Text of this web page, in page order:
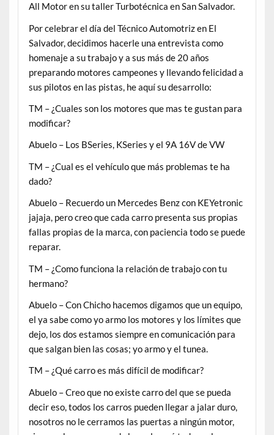
All Motor en su taller Turbotécnica en San Salvador.
Por celebrar el día del Técnico Automotriz en El
Salvador, decidimos hacerle una entrevista como
homenaje a su trabajo y a sus más de 20 años
preparando motores campeones y llevando felicidad a
sus pilotos en las pistas, he aquí su desarrollo:
TM – ¿Cuales son los motores que mas te gustan para
modificar?
Abuelo – Los BSeries, KSeries y el 9A 16V de VW
TM – ¿Cual es el vehículo que más problemas te ha
dado?
Abuelo – Recuerdo un Mercedes Benz con KEYetronic
jajaja, pero creo que cada carro presenta sus propias
fallas propias de la marca, con paciencia todo se puede
reparar.
TM – ¿Como funciona la relación de trabajo con tu
hermano?
Abuelo – Con Chicho hacemos digamos que un equipo,
el ya sabe como yo armo los motores y los límites que
dejo, los dos estamos siempre en comunicación para
que salgan bien las cosas; yo armo y el tunea.
TM – ¿Qué carro es más difícil de modificar?
Abuelo – Creo que no existe carro del que se pueda
decir eso, todos los carros pueden llegar a jalar duro,
nosotros no le cerramos las puertas a ningún motor,